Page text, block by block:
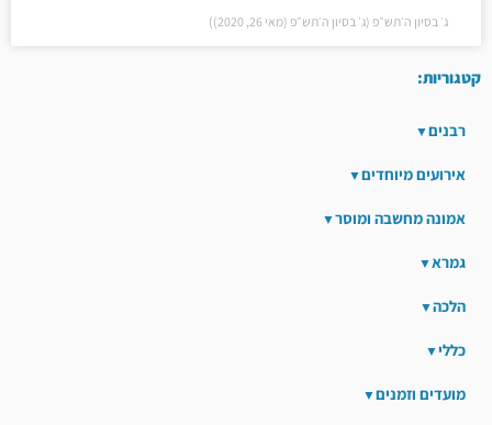
ג׳ בסיון ה׳תש״פ (ג׳ בסיון ה׳תש״פ (מאי 26, 2020))
קטגוריות:
רבנים
אירועים מיוחדים
אמונה מחשבה ומוסר
גמרא
הלכה
כללי
מועדים וזמנים